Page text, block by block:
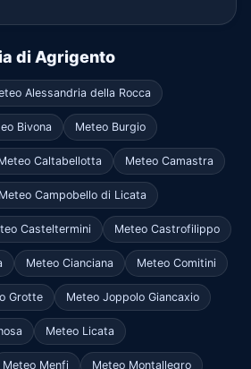
di Agrigento
Alessandria della Rocca
Bivona Meteo Burgio
Caltabellotta Meteo Camastra
Meteo Campobello di Licata
Casteltermini Meteo Castrofilippo
Meteo Cianciana Meteo Comitini
Grotte Meteo Joppolo Giancaxio
Meteo Licata
Meteo Menfi Meteo Montallegro